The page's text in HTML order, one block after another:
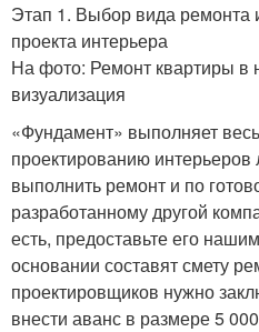
Этап 1. Выбор вида ремонта
проекта интерьера
На фото: Ремонт квартиры в
визуализация
«Фундамент» выполняет
проектированию
выполнить ремонт и по
разработанному другой
есть, предоставьте его
основании составят смету
проектировщиков нужно
внести аванс в размере 5